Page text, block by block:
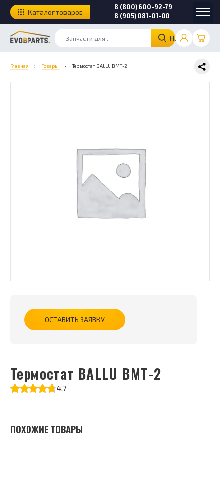
Найти
8 (800) 600-92-79
8 (905) 081-01-00
Каталог товаров
Главная › Товары › Термостат BALLU ВМТ-2
Термостат BALLU ВМТ-2
4.7
ОСТАВИТЬ ЗАЯВКУ
ПОХОЖИЕ ТОВАРЫ